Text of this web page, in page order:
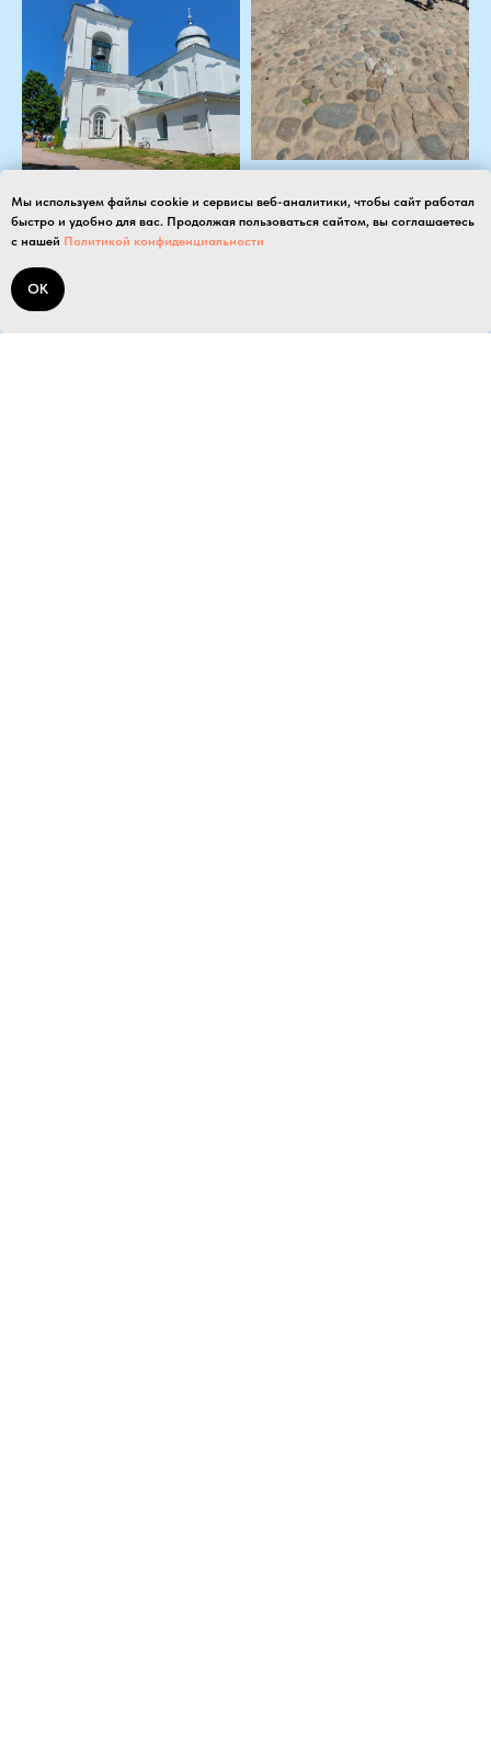
Мы используем файлы cookie и сервисы веб-аналитики, чтобы сайт работал
быстро и удобно для вас. Продолжая пользоваться сайтом, вы соглашаетесь
с нашей Политикой конфиденциальности
ОК